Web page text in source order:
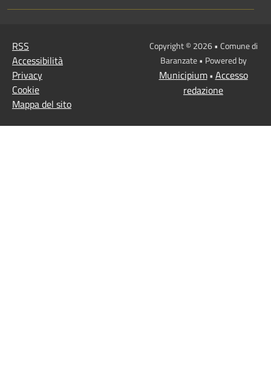
RSS
Accessibilità
Privacy
Cookie
Mappa del sito
Copyright © 2026 • Comune di
Baranzate • Powered by
Municipium• Accesso
redazione